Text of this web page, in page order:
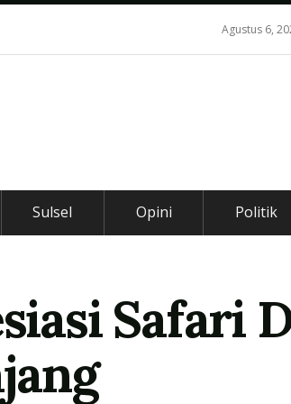
Agustus 6,
Sulsel Opini Politik
Safari